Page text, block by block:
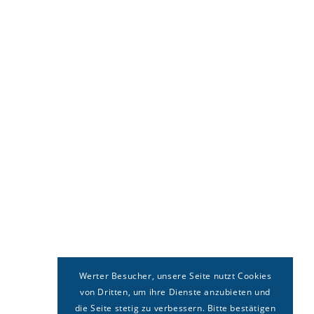
Werter Besucher, unsere Seite nutzt Cookies
von Dritten, um ihre Dienste anzubieten und
die Seite stetig zu verbessern. Bitte bestätigen